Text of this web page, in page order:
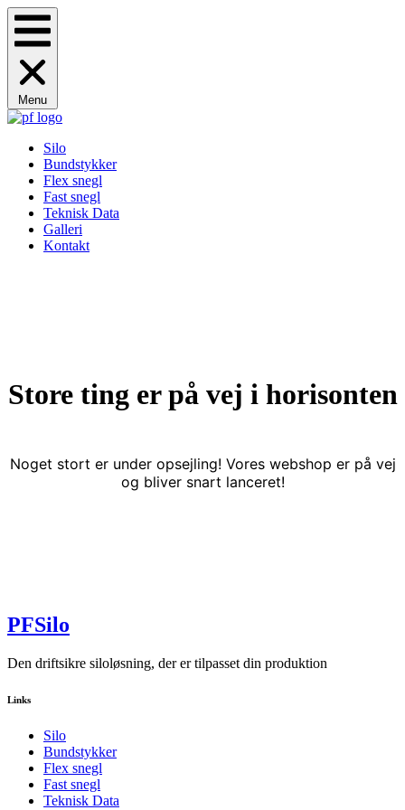
Menu
Silo
Bundstykker
Flex snegl
Fast snegl
Teknisk Data
Galleri
Kontakt
Store ting er på vej i horisonten
Noget stort er under opsejling! Vores webshop er på vej
og bliver snart lanceret!
PFSilo
Den driftsikre siloløsning, der er tilpasset din produktion
Links
Silo
Bundstykker
Flex snegl
Fast snegl
Teknisk Data